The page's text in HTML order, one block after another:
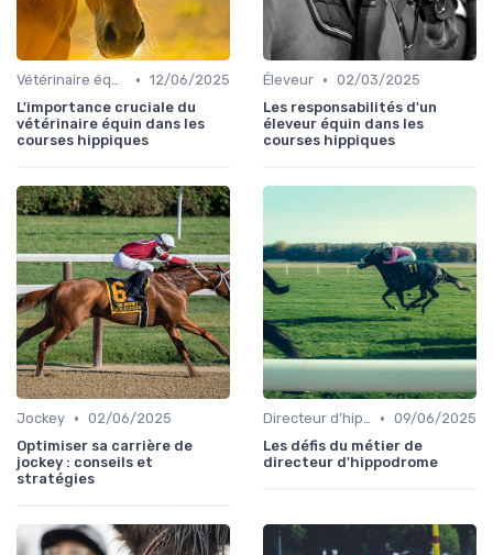
Vétérinaire équin • 12/06/2025
L'importance cruciale du
vétérinaire équin dans les
courses hippiques
Éleveur • 02/03/2025
Les responsabilités d'un
éleveur équin dans les
courses hippiques
Jockey • 02/06/2025
Optimiser sa carrière de
jockey : conseils et
stratégies
Directeur d’hippodrome • 09/06/2025
Les défis du métier de
directeur d'hippodrome